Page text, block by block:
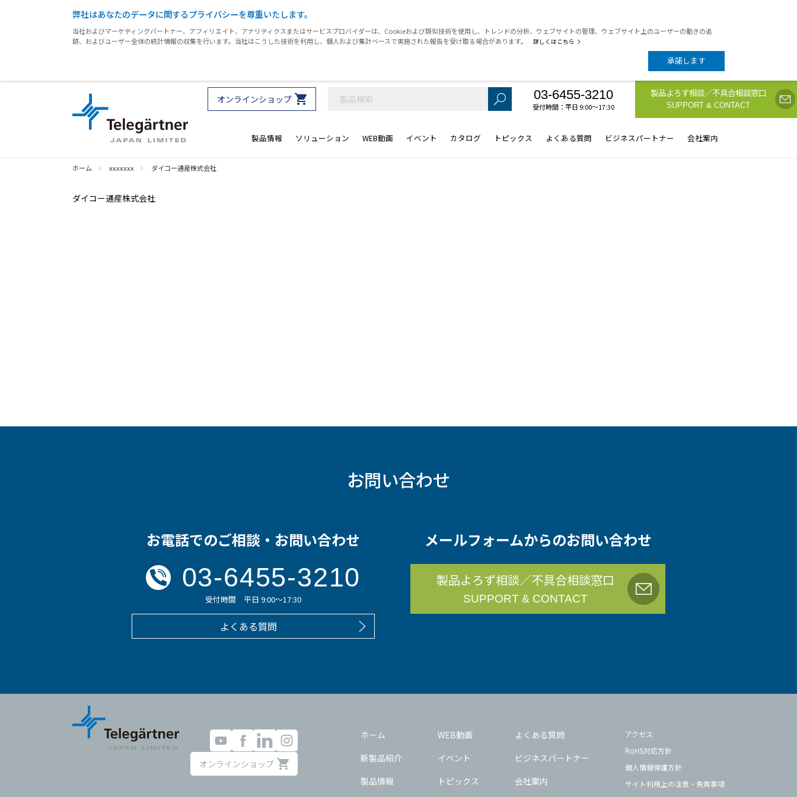
弊社はあなたのデータに関するプライバシーを尊重いたします。
当社およびマーケティングパートナー、アフィリエイト、アナリティクスまたはサービスプロバイダーは、Cookieおよび類似技術を使用し、トレンドの分析、ウェブサイトの管理、ウェブサイト上のユーザーの動きの追
跡、およびユーザー全体の統計情報の収集を行います。当社はこうした技術を利用し、個人および集計ベースで実施された報告を受け取る場合があります。
詳しくはこちら
承諾します
オンラインショップ 03-6455-3210
受付時間：平日 9:00〜17:30
製品よろず相談／不具合相談窓口
SUPPORT & CONTACT
製品情報 ソリューション WEB動画 イベント カタログ トピックス よくある質問 ビジネスパートナー 会社案内
ホーム xxxxxxx ダイコー通産株式会社
ダイコー通産株式会社
お問い合わせ
お電話でのご相談・お問い合わせ
03-6455-3210
受付時間 平日 9:00～17:30
よくある質問
メールフォームからのお問い合わせ
製品よろず相談／不具合相談窓口
SUPPORT & CONTACT
オンラインショップ
ホーム
新製品紹介
製品情報
WEB動画
イベント
トピックス
よくある質問
ビジネスパートナー
会社案内
アクセス
RoHS対応方針
個人情報保護方針
サイト利用上の注意・免責事項